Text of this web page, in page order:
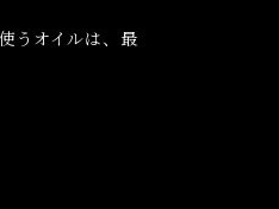
うオイルは、最